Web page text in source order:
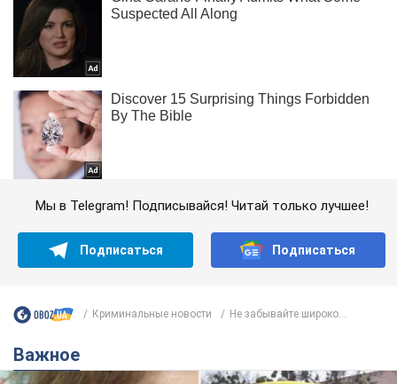
Мы в Telegram! Подписывайся! Читай только лучшее!
Подписаться Подписаться
Криминальные новости Не забывайте широко...
Важное